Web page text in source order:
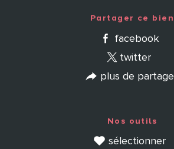
Partager ce bien
facebook
twitter
plus de partage
Nos outils
sélectionner